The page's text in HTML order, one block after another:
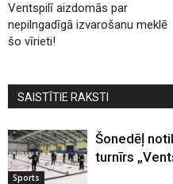
Ventspilī aizdomās par
nepilngadīgā izvarošanu meklē
šo vīrieti!
SAISTĪTIE RAKSTI
Sports
Šonedēļ
turnīrs